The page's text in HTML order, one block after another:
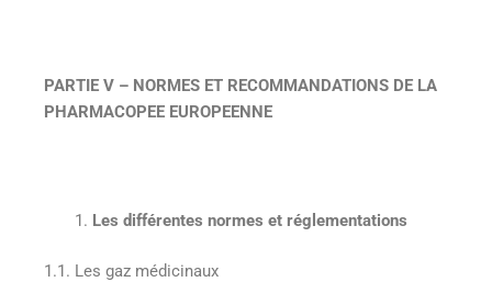
PARTIE V – NORMES ET RECOMMANDATIONS DE LA
PHARMACOPEE EUROPEENNE
Les différentes normes et réglementations
1.1. Les gaz médicinaux